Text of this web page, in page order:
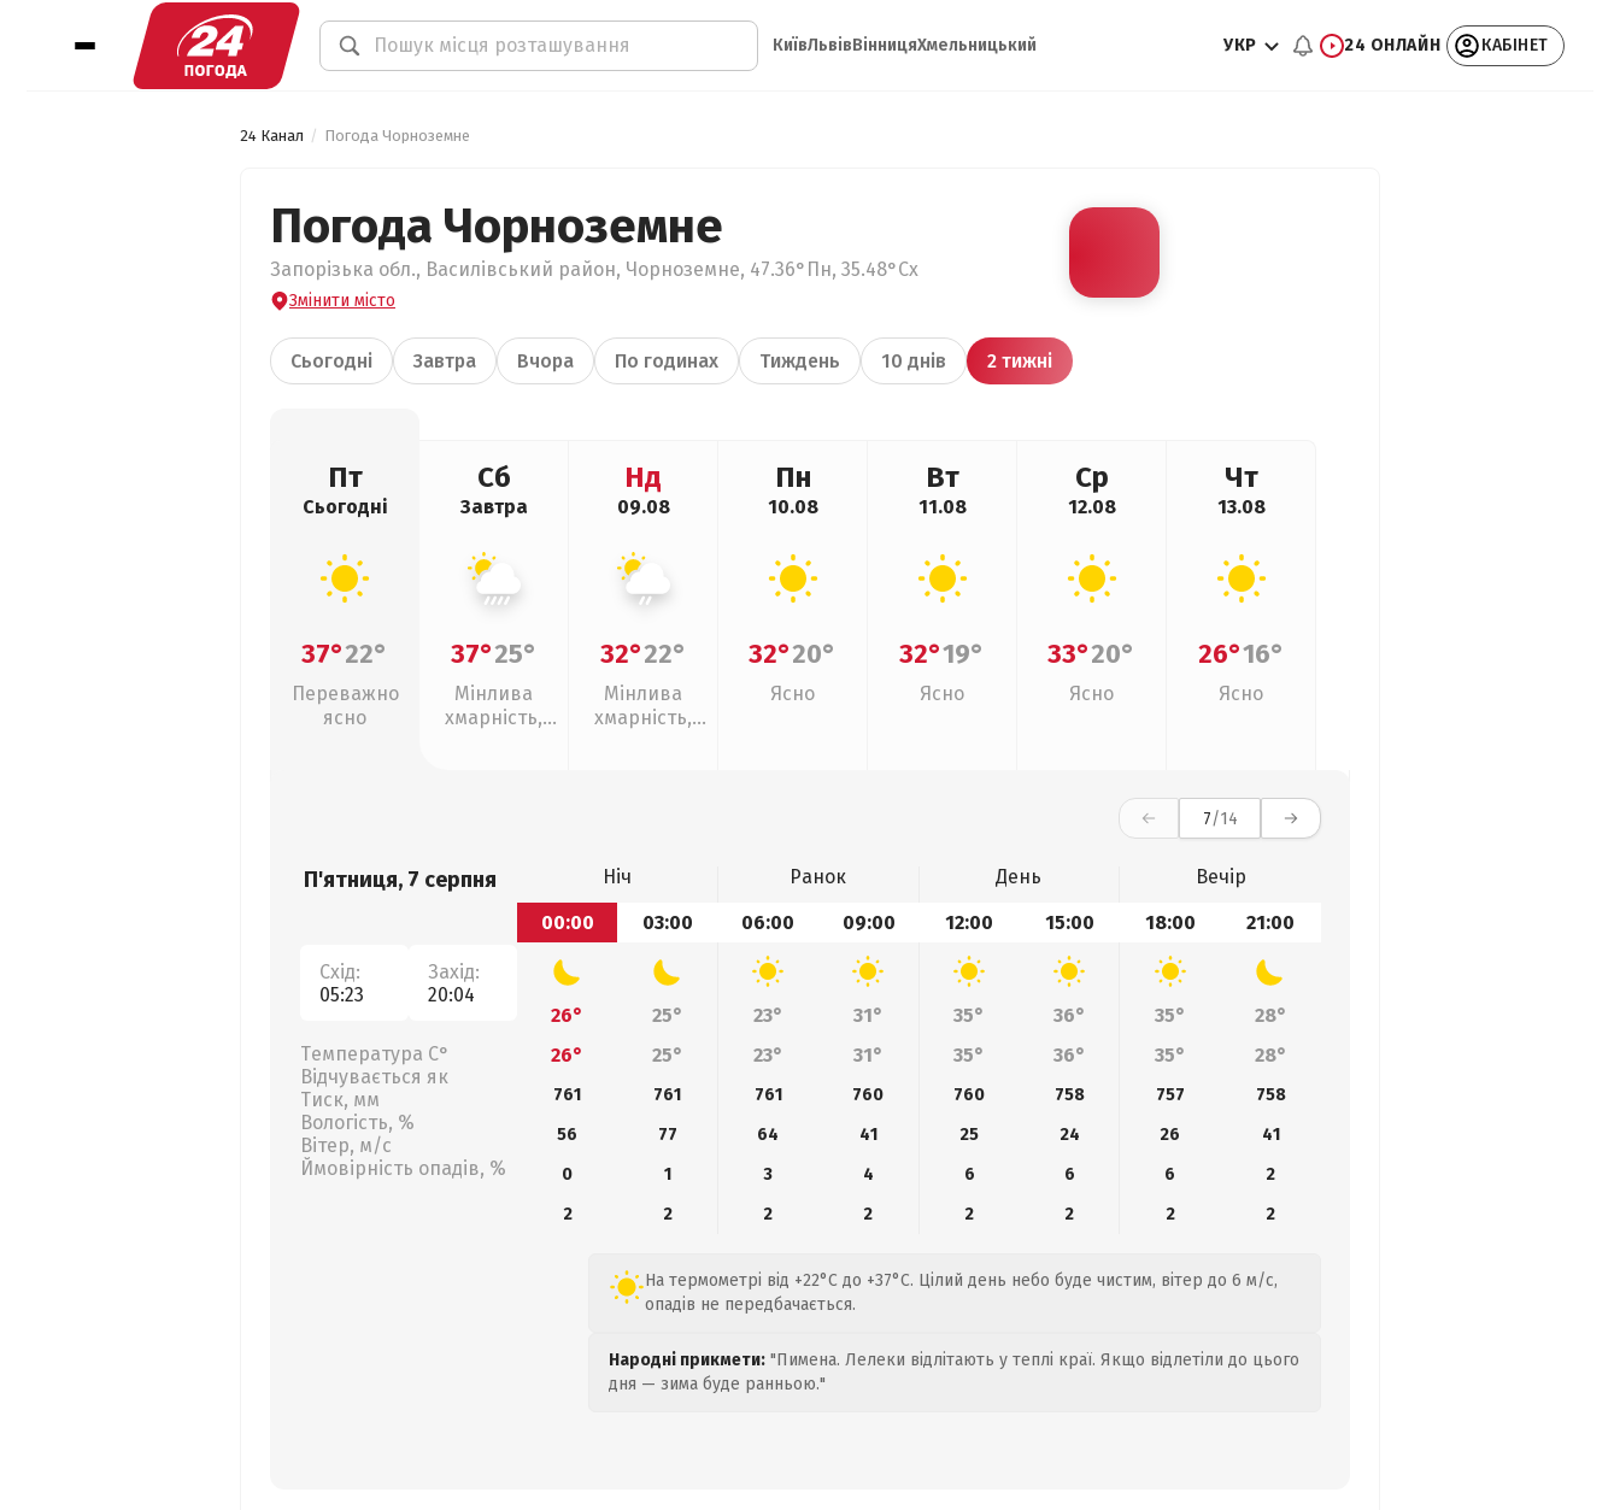
КиївЛьвівВінницяХмельницький УКР 24 ОНЛАЙН КАБІНЕТ
24 Канал Погода Чорноземне
Погода Чорноземне
Запорізька обл., Василівський район, Чорноземне, 47.36°Пн, 35.48°Сх
Змінити місто
Сьогодні Завтра Вчора По годинах Тиждень 10 днів 2 тижні
Пт
Сьогодні
37°22°
Переважно
ясно
Сб
Завтра
37°25°
Мінлива
хмарність,
Нд
09.08
32°22°
Мінлива
хмарність,
Пн
10.08
32°20°
Ясно
Вт
11.08
32°19°
Ясно
Ср
12.08
33°20°
Ясно
Чт
13.08
26°16°
Ясно
7/14
П'ятниця, 7 серпня
Схід:
05:23
Захід:
20:04
Температура С°
Відчувається як
Тиск, мм
Вологість, %
Вітер, м/с
Ймовірність опадів, %
Ніч Ранок День
Вечір
00:00
03:00 06:00 09:00 12:00 15:00 18:00 21:00
26° 25° 23° 31° 35° 36° 35°
28°
26°
25° 23° 31° 35° 36° 35° 28°
761 761 761 760 760 758 757
758
56
77 64 41 25 24 26
41
0
1 3 4 6 6 6
2
2
2 2 2 2 2 2 2
На термометрі від +22°C до +37°C. Цілий день небо буде чистим, вітер до 6 м/с,
опадів не передбачається.
Народні прикмети: "Пимена. Лелеки відлітають у теплі краї. Якщо відлетіли до цього
дня — зима буде ранньою."